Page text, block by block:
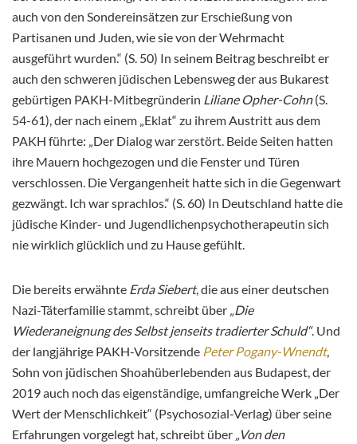
auch von den Sondereinsätzen zur Erschießung von
Partisanen und Juden, wie sie von der Wehrmacht
ausgeführt wurden.“ (S. 50) In seinem Beitrag beschreibt er
auch den schweren jüdischen Lebensweg der aus Bukarest
gebürtigen PAKH-Mitbegründerin Liliane Opher-Cohn(S.
54-61), der nach einem „Eklat“ zu ihrem Austritt aus dem
PAKH führte: „Der Dialog war zerstört. Beide Seiten hatten
ihre Mauern hochgezogen und die Fenster und Türen
verschlossen. Die Vergangenheit hatte sich in die Gegenwart
gezwängt. Ich war sprachlos.“ (S. 60) In Deutschland hatte die
jüdische Kinder- und Jugendlichenpsychotherapeutin sich
nie wirklich glücklich und zu Hause gefühlt.
Die bereits erwähnte Erda Siebert, die aus einer deutschen
Nazi-Täterfamilie stammt, schreibt über „Die
Wiederaneignung des Selbst jenseits tradierter Schuld“. Und
der langjährige PAKH-Vorsitzende Peter Pogany-Wnendt,
Sohn von jüdischen Shoahüberlebenden aus Budapest, der
2019 auch noch das eigenständige, umfangreiche Werk „Der
Wert der Menschlichkeit“ (Psychosozial-Verlag) über seine
Erfahrungen vorgelegt hat, schreibt über „Von den